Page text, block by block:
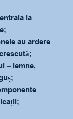
la
au ardere
– lemne,